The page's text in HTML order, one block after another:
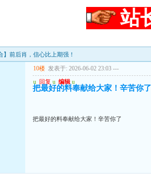
站
】前后肖，信心比上期强！
10楼 发表于: 2026-06-02 23:03 ---
u 回复 u 编辑 u
把最好的料奉献给大家！辛苦你了
把最好的料奉献给大家！辛苦你了